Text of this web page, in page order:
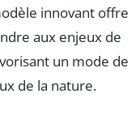
innovant offre
aux enjeux de
un mode de
de la nature.